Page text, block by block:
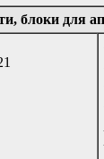
блоки для